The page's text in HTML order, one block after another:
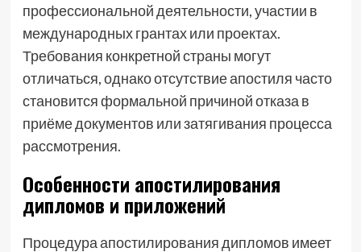
профессиональной деятельности, участии в
международных грантах или проектах.
Требования конкретной страны могут
отличаться, однако отсутствие апостиля часто
становится формальной причиной отказа в
приёме документов или затягивания процесса
рассмотрения.
Особенности апостилирования
дипломов и приложений
Процедура апостилирования дипломов имеет